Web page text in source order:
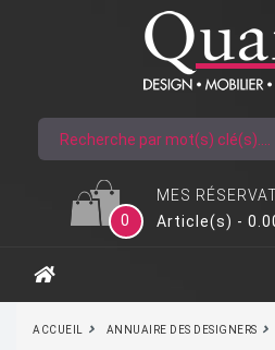
MES
0
Article(s) -
ACCUEIL ANNUAIRE DES DESIGNERS